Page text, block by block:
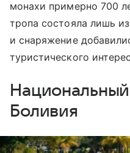
монахи примерно 700
тропа состояла лишь
и снаряжение
туристического
Боливия